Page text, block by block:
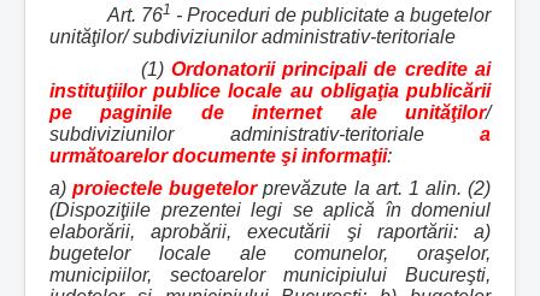
Art. 761 - Proceduri de publicitate a bugetelor
unităţilor/ subdiviziunilor administrativ-teritoriale
(1) Ordonatorii principali de credite ai
instituţiilor publice locale au obligaţia publicării
pe paginile de internet ale unităţilor/
subdiviziunilor administrativ-teritoriale a
următoarelor documente şi informaţii:
a)proiectele bugetelorprevăzute la art. 1 alin. (2)
(Dispoziţiile prezentei legi se aplică în domeniul
elaborării, aprobării, executării şi raportării: a)
bugetelor locale ale comunelor, oraşelor,
municipiilor, sectoarelor municipiului Bucureşti,